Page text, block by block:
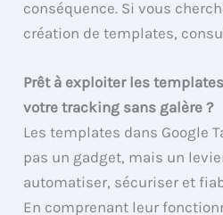
conséquence. Si vous
création de templates,
Prêt à exploiter les
votre tracking sans galère ?
Les templates dans Google
pas un gadget, mais un
automatiser, sécuriser et
En comprenant leur